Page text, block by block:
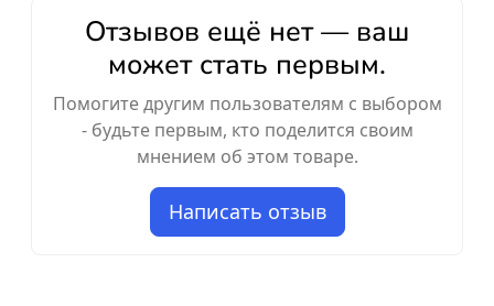
Отзывов ещё нет — ваш
может стать первым.
Помогите другим пользователям с выбором
- будьте первым, кто поделится своим
мнением об этом товаре.
Написать отзыв